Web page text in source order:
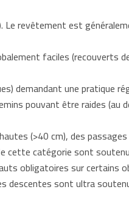
Le revêtement est
faciles (recouverts
demandant une pratique
pouvant être raides (au
(>40 cm), des
cette catégorie sont
obligatoires sur certains
descentes sont ultra